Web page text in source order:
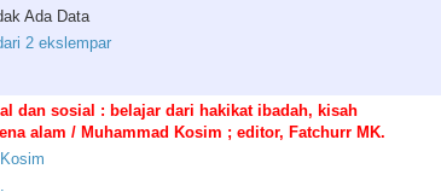
Ada Data
2 ekslempar
dan sosial : belajar dari hakikat ibadah, kisah
alam / Muhammad Kosim ; editor, Fatchurr MK.
Kosim
.